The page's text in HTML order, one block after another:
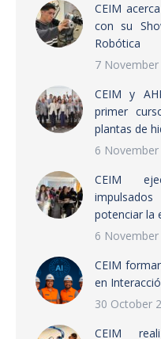
CEIM
con su
Robótica
7 November
CEIM y
primer
plantas de
6 November
CEIM
potenciar la
6 November
CEIM
en
30 October
CEIM